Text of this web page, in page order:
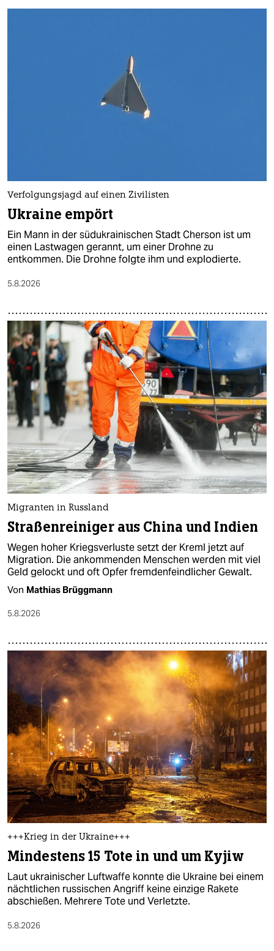
Verfolgungsjagd auf einen Zivilisten
Ukraine empört
Ein Mann in der südukrainischen Stadt Cherson ist um
einen Lastwagen gerannt, um einer Drohne zu
entkommen. Die Drohne folgte ihm und explodierte.
5.8.2026
Migranten in Russland
Straßenreiniger aus China und Indien
Wegen hoher Kriegsverluste setzt der Kreml jetzt auf
Migration. Die ankommenden Menschen werden mit viel
Geld gelockt und oft Opfer fremdenfeindlicher Gewalt.
Von Mathias Brüggmann
5.8.2026
+++Krieg in der Ukraine+++
Mindestens 15 Tote in und um Kyjiw
Laut ukrainischer Luftwaffe konnte die Ukraine bei einem
nächtlichen russischen Angriff keine einzige Rakete
abschießen. Mehrere Tote und Verletzte.
5.8.2026